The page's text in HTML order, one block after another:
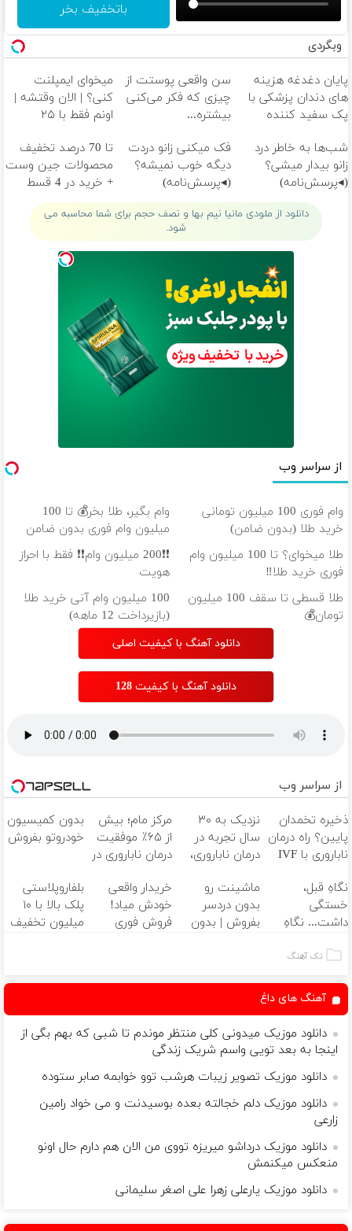
باتخفیف بخر
وبگردی
پایان دغدغه هزینه
های دندان پزشکی با
پک سفید کننده
سن واقعی پوستت از
چیزی که فکر می‌کنی
بیشتره...
میخوای ایمپلنت
کنی؟ | الان وقتشه |
اونم فقط با ۲۵
شب‌ها به خاطر درد
زانو بیدار میشی؟
(◂پرسش‌نامه)
فک میکنی زانو دردت
دیگه خوب نمیشه؟
(◂پرسش‌نامه)
تا 70 درصد تخفیف
محصولات جین وست
+ خرید در 4 قسط
دانلود از ملودی مانیا نیم بها و نصف حجم برای شما محاسبه می
شود.
از سراسر وب
وام فوری 100 میلیون تومانی
خرید طلا (بدون ضامن)
وام بگیر، طلا بخر💰 تا 100
میلیون وام فوری بدون ضامن
طلا میخوای؟ تا 100 میلیون وام
فوری خرید طلا‼️
❗❗200 میلیون وام❗❗ فقط با احراز
هویت
طلا قسطی تا سقف 100 میلیون
تومان💰
100 میلیون وام آنی خرید طلا
(بازپرداخت 12 ماهه)
دانلود آهنگ با کیفیت اصلی
دانلود آهنگ با کیفیت 128
از سراسر وب
ذخیره تخمدان
پایین؟ راه درمان
ناباروری با IVF
🌱
نزدیک به ۳۰
سال تجربه در
درمان ناباروری،
فوق‌تخصصی
مام 👩‍⚕️
مرکز مام؛ بیش
از ۶۵٪ موفقیت
درمان ناباروری در
بدون کمیسیون
خودروتو بفروش
نگاهِ قبل،
خستگی
داشت... نگاهِ
🌸 بلفا با 25%
ماشینت رو
بدون دردسر
بفروش | بدون
خریدار واقعی
خودش میاد!
فروش فوری
بلفاروپلاستی
پلک بالا با ۱۰
میلیون تخفیف
تک آهنگ
آهنگ های داغ
دانلود موزیک میدونی کلی منتظر موندم تا شبی که بهم بگی از
اینجا به بعد تویی واسم شریک زندگی
دانلود موزیک تصویر زیبات هرشب توو خوابمه صابر ستوده
دانلود موزیک دلم خجالته بعده بوسیدنت و می خواد رامین
زارعی
دانلود موزیک درداشو میریزه تووی من الان هم دارم حال اونو
منعکس میکنمش
دانلود موزیک یارعلی زهرا علی اصغر سلیمانی